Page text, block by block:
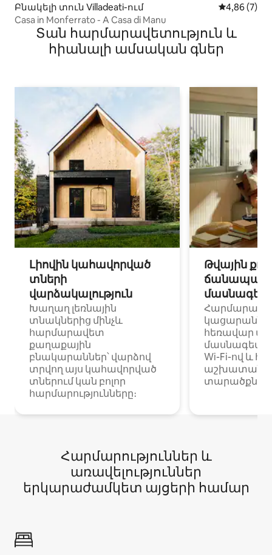
Բնակելի տուն Villadeati-ում Միջին
4,86 (7)
Casa in Monferrato - A Casa di Manu
Տան հարմարավետություն և
հիանալի ամսական գներ
Լիովին կահավորված
տների
վարձակալություն
Խաղաղ լեռնային
տնակներից մինչև
հարմարավետ
քաղաքային
բնակարաններ՝ վարձով
տրվող այս կահավորված
տներում կան բոլոր
հարմարությունները։
Թվային
հեռավար
Wi-Fi-ով և
Հարմարություններ և
առավելություններ
երկարաժամկետ այցերի համար